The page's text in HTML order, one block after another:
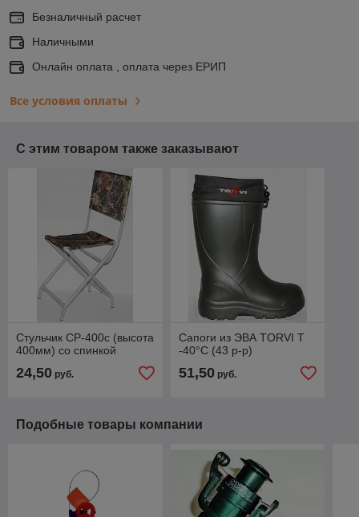
Безналичный расчет
Наличными
Онлайн оплата , оплата через ЕРИП
Все условия оплаты
С этим товаром также заказывают
Стульчик CP-400c (высота
400мм) со спинкой
24,50 руб.
Сапоги из ЭВА TORVI T
-40°C (43 р-р)
51,50руб.
Подобные товары компании